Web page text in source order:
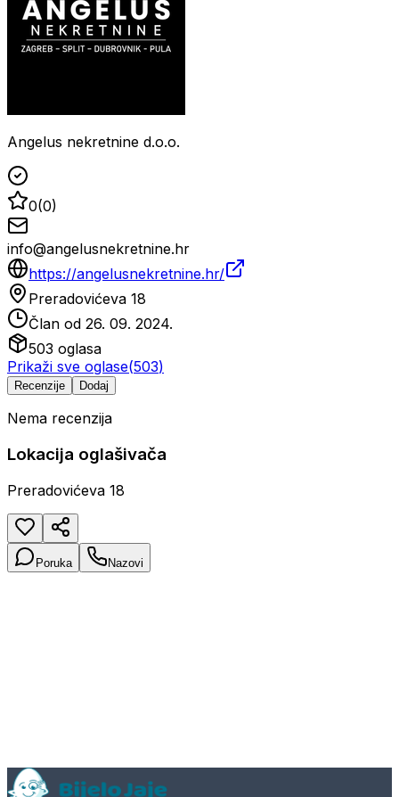
Angelus nekretnine d.o.o.
0(0)
info@angelusnekretnine.hr
https://angelusnekretnine.hr/
Preradovićeva 18
Član od 26. 09. 2024.
503 oglasa
Prikaži sve oglase(503)
Recenzije Dodaj
Nema recenzija
Lokacija oglašivača
Preradovićeva 18
Poruka Nazovi